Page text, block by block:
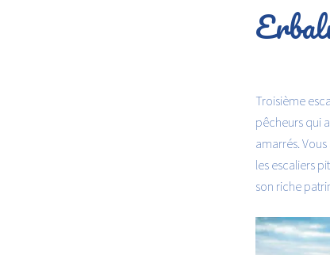
Troisième
pêcheurs qui
amarrés.
les escaliers
son riche